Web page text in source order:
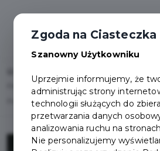
Prace remontowe w Powiatowej i Miejskiej
Pruszczu Gdańskim
Zgoda na Ciasteczka
Szanowny Użytkowniku
Uprzejmie informujemy, że
administrując strony
technologii służących do
przetwarzania danych
analizowania ruchu na
Nie personalizujemy